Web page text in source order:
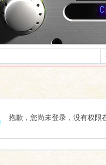
抱歉，您尚未登录，没有权限